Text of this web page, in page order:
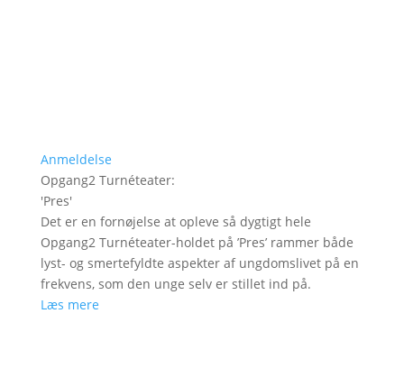
Anmeldelse
Opgang2 Turnéteater:
'Pres'
Det er en fornøjelse at opleve så dygtigt hele
Opgang2 Turnéteater-holdet på ’Pres’ rammer både
lyst- og smertefyldte aspekter af ungdomslivet på en
frekvens, som den unge selv er stillet ind på.
Læs mere